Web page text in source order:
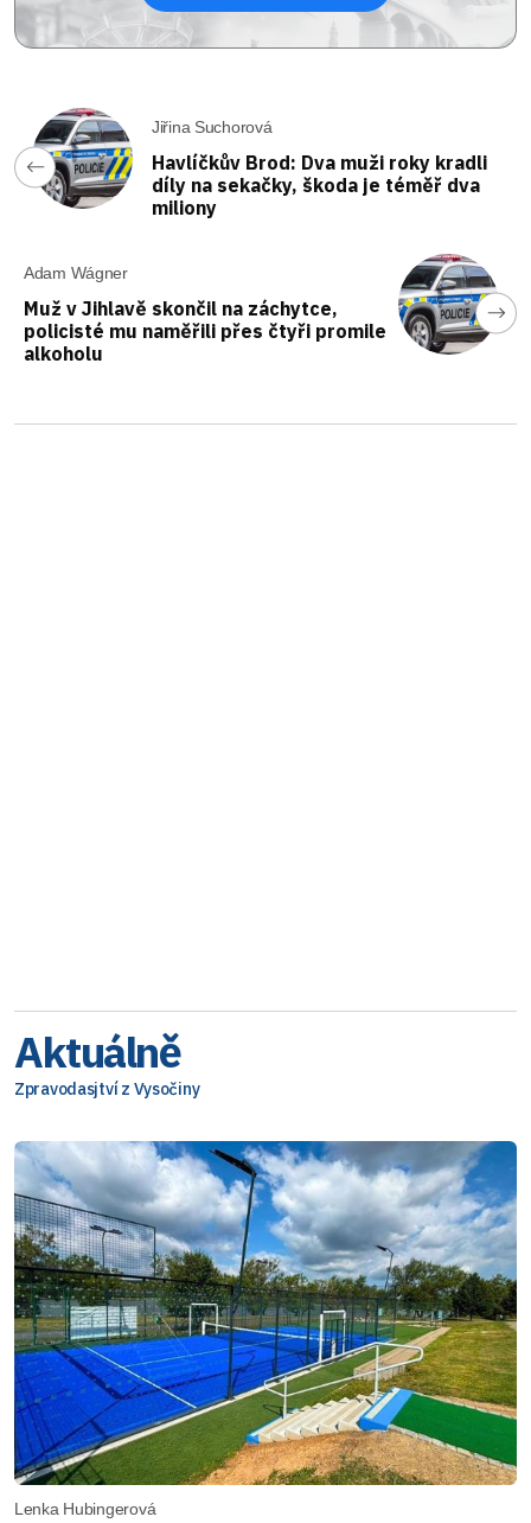
Jiřina Suchorová
Havlíčkův Brod: Dva muži roky kradli
díly na sekačky, škoda je téměř dva
miliony
Adam Wágner
Muž v Jihlavě skončil na záchytce,
policisté mu naměřili přes čtyři promile
alkoholu
Aktuálně
Zpravodasjtví z Vysočiny
Lenka Hubingerová